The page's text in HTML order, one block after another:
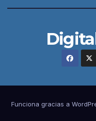
Funciona gracias a